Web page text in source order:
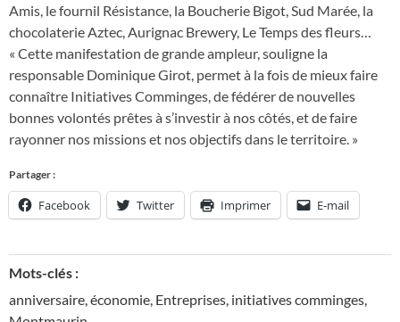
Amis, le fournil Résistance, la Boucherie Bigot, Sud Marée, la
chocolaterie Aztec, Aurignac Brewery, Le Temps des fleurs…
« Cette manifestation de grande ampleur, souligne la
responsable Dominique Girot, permet à la fois de mieux faire
connaître Initiatives Comminges, de fédérer de nouvelles
bonnes volontés prêtes à s’investir à nos côtés, et de faire
rayonner nos missions et nos objectifs dans le territoire. »
Partager :
Facebook Twitter Imprimer E-mail
Mots-clés :
anniversaire,économie, Entreprises, initiatives comminges,